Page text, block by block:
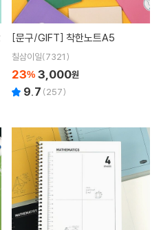
[문구/GIFT] 착한노트A5
칠삼이일(7321)
23% 3,000원
9.7 (257)